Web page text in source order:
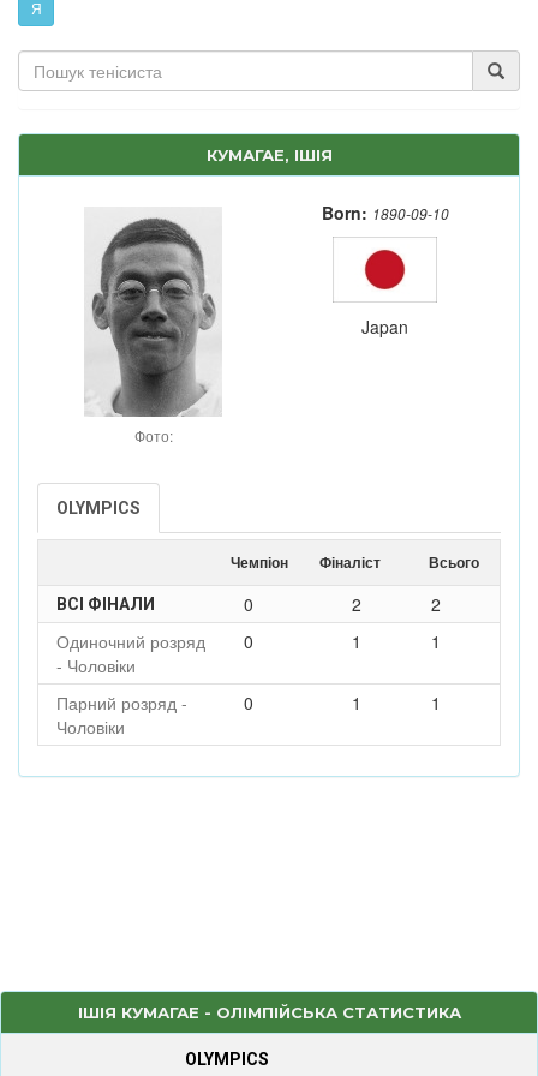
Я
КУМАГАЕ, ІШІЯ
Фото:
Born: 1890-09-10
Japan
OLYMPICS
Чемпіон Фіналіст Всього
ВСІ ФІНАЛИ 0 2
2
Одиночний розряд
- Чоловіки
0 1 1
Парний розряд -
Чоловіки
0 1 1
ІШІЯ КУМАГАЕ - ОЛІМПІЙСЬКА СТАТИСТИКА
OLYMPICS